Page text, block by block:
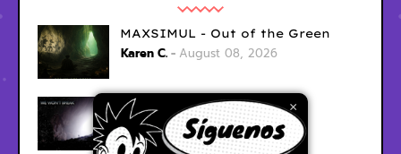
×
MAXSIMUL - Out of the Green
Karen C. August 08, 2026
Modules - We Wont Break
Unknown August 06, 2026